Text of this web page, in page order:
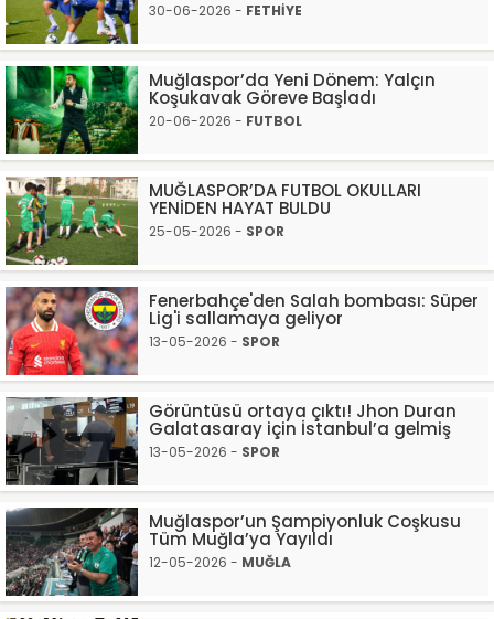
30-06-2026 - FETHİYE
Muğlaspor’da Yeni Dönem: Yalçın
Koşukavak Göreve Başladı
20-06-2026 - FUTBOL
MUĞLASPOR’DA FUTBOL OKULLARI
YENİDEN HAYAT BULDU
25-05-2026 - SPOR
Fenerbahçe'den Salah bombası: Süper
Lig'i sallamaya geliyor
13-05-2026 - SPOR
Görüntüsü ortaya çıktı! Jhon Duran
Galatasaray için İstanbul’a gelmiş
13-05-2026 - SPOR
Muğlaspor’un Şampiyonluk Coşkusu
Tüm Muğla’ya Yayıldı
12-05-2026 - MUĞLA